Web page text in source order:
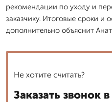
рекомендации по уходу и
заказчику. Итоговые сроки и
дополнительно объяснит
Не хотите считать?
Заказать звонок